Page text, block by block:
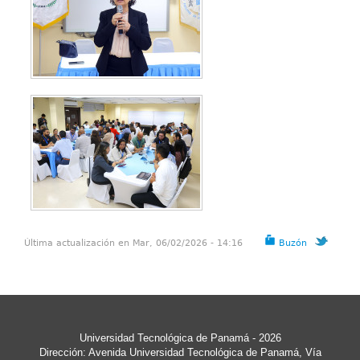
Buzón
Última actualización en Mar, 06/02/2026 - 14:16
Universidad Tecnológica de Panamá - 2026
Dirección: Avenida Universidad Tecnológica de Panamá, Vía